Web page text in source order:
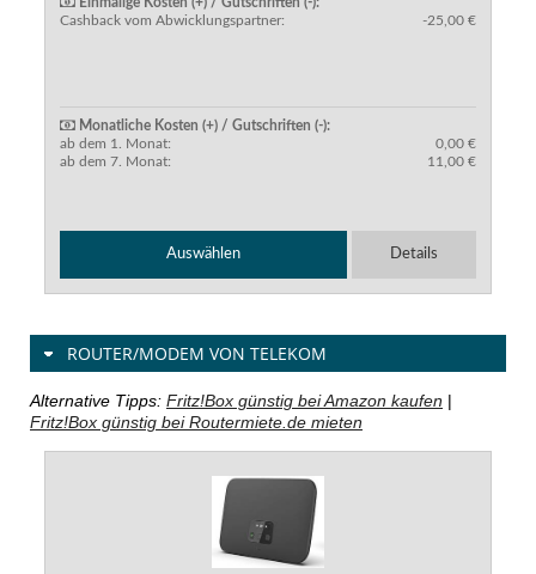
Cashback vom Abwicklungspartner:
-25,00 €
Monatliche Kosten (+) / Gutschriften (-):
ab dem 1. Monat:
0,00 €
ab dem 7. Monat:
11,00 €
Auswählen Details
ROUTER/MODEM VON TELEKOM
Alternative Tipps: Fritz!Box günstig bei Amazon kaufen |
Fritz!Box günstig bei Routermiete.de mieten